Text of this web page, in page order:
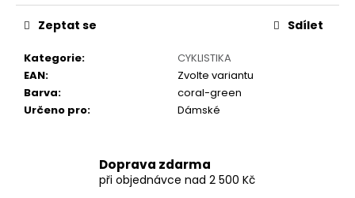
Kategorie:
CYKLISTIKA
EAN:
Zvolte variantu
Barva:
coral-green
Určeno pro: Dámské
Zeptat se Sdílet
Doprava zdarma
při objednávce nad 2 500 Kč